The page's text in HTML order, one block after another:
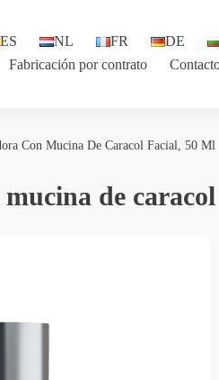
ES NL FR DE
Fabricación por contrato
Con Mucina De Caracol Facial, 50 Ml
de